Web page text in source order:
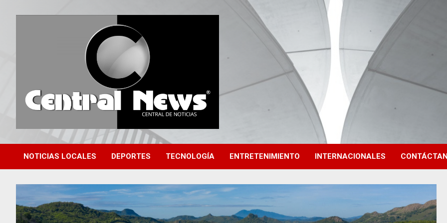
Central News HN
Central de Noticias
NOTICIAS LOCALES DEPORTES TECNOLOGÍA ENTRETENIMIENTO INTERNACIONALES